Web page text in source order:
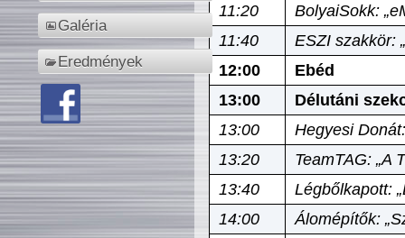
Galéria
Eredmények
11:20
BolyaiSokk:
11:40
ESZI szakkör:
12:00
Ebéd
13:00
Délutáni
13:00
Hegyesi
13:20
TeamTAG: „A
13:40
Légbőlkapott:
14:00
Álomépítők: